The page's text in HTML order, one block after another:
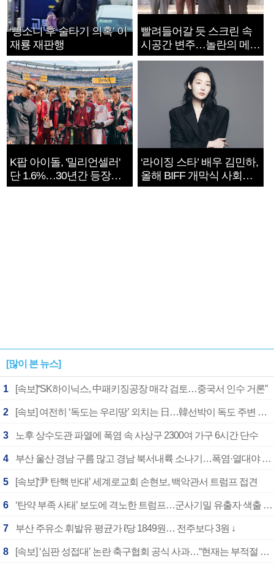
‘뺑소니 후 술타기 의혹’ 이
재룡 재판행
빨려들어갈 듯 스크린 속
시공간 변주…놀란의 메시
지는 ‘전쟁 속죄’
K팝 아이돌, '밀리언셀러'
단 1.6%…30년간 등장
1182개팀 전수조사
‘라이징 스타’ 배우 김민하,
올해 BIFF 개막식 사회자
확정
[많이 본 뉴스]
1 [속보]“SK하이닉스, 中패키징공장 매각 검토…중국서 인수 거론”
2 [속보] 여전히 ‘독도는 우리땅’ 외치는 日…韓선박이 독도 주변 해양조사 활동하자 반발
3 노후 상수도관 파열에 폭염 속 사상구 2300여 가구 6시간 단수
4 부산 울산 경남 구름 많고 경남 북서내륙 소나기…폭염·열대야 계속
5 [속보]‘尹 탄핵 반대’ 세계로교회 손현보, 백악관서 트럼프 접견
6 ‘탄약 부족 사태’ 보도에 격노한 트럼프…군사기밀 유출자 색출 지시
7 부산 주유소 휘발유 평균가 ℓ당 1849원… 전주보다 3원 ↓
8 [속보] ‘심판 성접대’ 논란 축구협회 공식 사과…“현재는 부적절 행위 없어”